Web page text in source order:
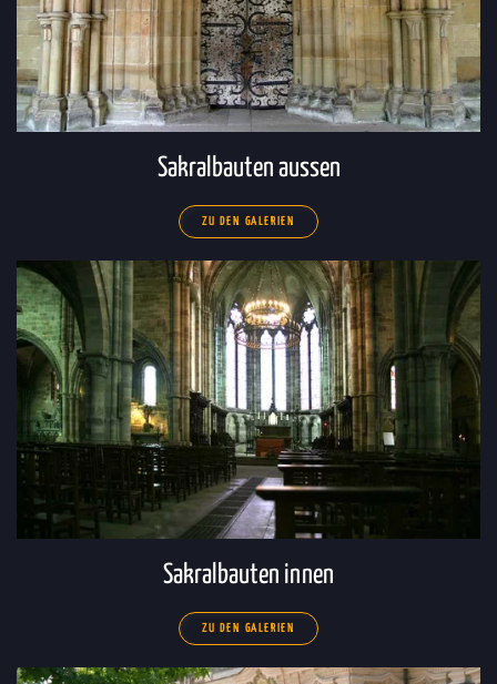
Sakralbauten aussen
ZU DEN GALERIEN
Sakralbauten innen
ZU DEN GALERIEN